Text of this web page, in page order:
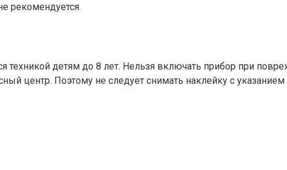
рекомендуется.
техникой детям до 8 лет. Нельзя включать прибор при
центр. Поэтому не следует снимать наклейку с